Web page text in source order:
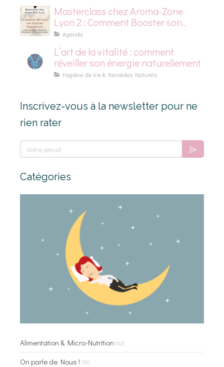
Masterclass chez Aroma-Zone
Lyon 2 : Comment Booster son
Système Immunitaire
Agenda
L’art de la vitalité : comment
réveiller son énergie naturellement
Hygiène de Vie & Remèdes Naturels
Inscrivez-vous à la newsletter pour ne
rien rater
Votre email
Catégories
Alimentation & Micro-Nutrition (40)
On parle de Nous ! (19)